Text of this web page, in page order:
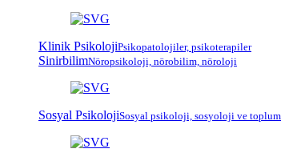
Klinik PsikolojiPsikopatolojiler, psikoterapiler
SinirbilimNöropsikoloji, nörobilim, nöroloji
Sosyal PsikolojiSosyal psikoloji, sosyoloji ve toplum